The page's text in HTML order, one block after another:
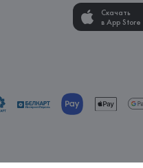
Скачать
в App Store